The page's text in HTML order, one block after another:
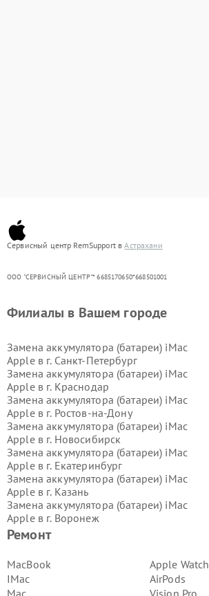
Сервисный центр RemSupport вАстрахани
ООО "СЕРВИСНЫЙ ЦЕНТР"* 6685170650*668501001
Ремонт
MacBook
IMac
Mac
Apple Watch
AirPods
Vision Pro
Филиалы в Вашем городе
Замена аккумулятора (батареи) iMac
Apple в г. Санкт-Петербург
Замена аккумулятора (батареи) iMac
Apple в г. Краснодар
Замена аккумулятора (батареи) iMac
Apple в г. Ростов-на-Дону
Замена аккумулятора (батареи) iMac
Apple в г. Новосибирск
Замена аккумулятора (батареи) iMac
Apple в г. Екатеринбург
Замена аккумулятора (батареи) iMac
Apple в г. Казань
Замена аккумулятора (батареи) iMac
Apple в г. Воронеж
Замена аккумулятора (батареи) iMac
Замена аккумулятора (батареи) iMac
Apple в г.
Замена аккумулятора (батареи) iMac